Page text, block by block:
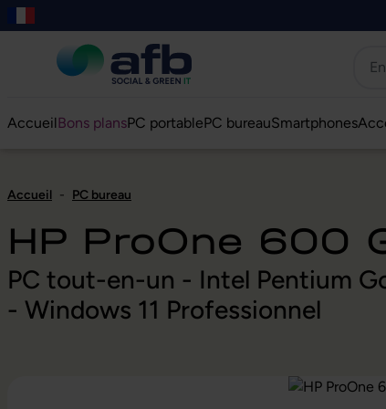
au contenu principal
à la recherche
Passer à la navigation principale
Skip to B2B platform navigation
AccueilBons plansPC portablePC bureauSmartphones
Accueil - PC bureau
HP ProOne 600
PC tout-en-un - Intel Pentium
- Windows 11 Professionnel